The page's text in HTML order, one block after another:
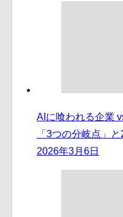
AIに喰われる企業
「3つの分岐点」
2026年3月6日